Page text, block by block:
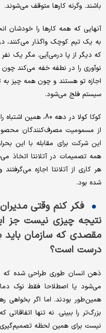
باشند. وگرنه کارها متوقف می‌شوند.
آنهایی که همه کارها را خودشان
به یک تیم کوچک واگذار
که دیگر از پا درمی‌آیی. مگر یک نفر
نوآوری را در نطفه خفه می‌کند چون
اجازه تو هستند و چون همه چیز
سیستم فلج می‌شود.
کوکا کولا در دهه
از مسمومیت مصرف‌کنندگان
این شرکت برای مقابله با این
همه تصمیمات در آتلانتا اتخاذ
هر کاری از آتلانتا اجازه
شده بود.
فکر کنم وقتی
نتیجه چیزی نیست جز
مقصدی که سازمان
درست است؟
ذهن انسان طوری طراحی شده که
می‌شود یا اصطلاحا فقط نوک
همین‌طور بودند. اما اگر بخواهی
بزرگ‌تر را ببینی. نه تنها اتفاقاتی
نیست برای همین لحظه